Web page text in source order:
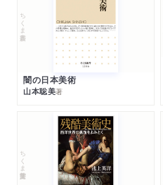
ちくま新書
闇の日本美術
山本聡美著
ちくま学芸文庫